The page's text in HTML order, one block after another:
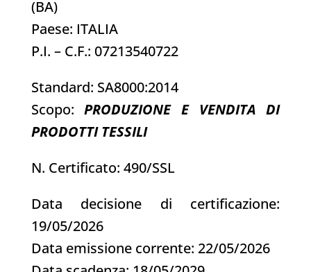
(BA)
Paese: ITALIA
P.I. – C.F.: 07213540722
Standard: SA8000:2014
Scopo:PRODUZIONE E VENDITA DI
PRODOTTI TESSILI
N. Certificato: 490/SSL
Data decisione di certificazione:
19/05/2026
Data emissione corrente: 22/05/2026